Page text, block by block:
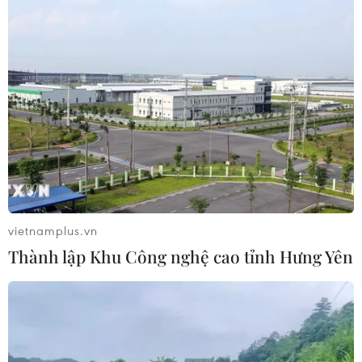
Nước thải từ máy bay có thể giúp
phát hiện sớm nguy cơ đại dịch
06/08/2026 22:30
Tây Ban Nha: 100 người thiệt mạng
trong vụ vượt biển ồ ạt vào Ceuta
06/08/2026 16:03
Munich
vietnamplus.vn
Thành lập Khu Công nghệ cao tỉnh Hưng Yên